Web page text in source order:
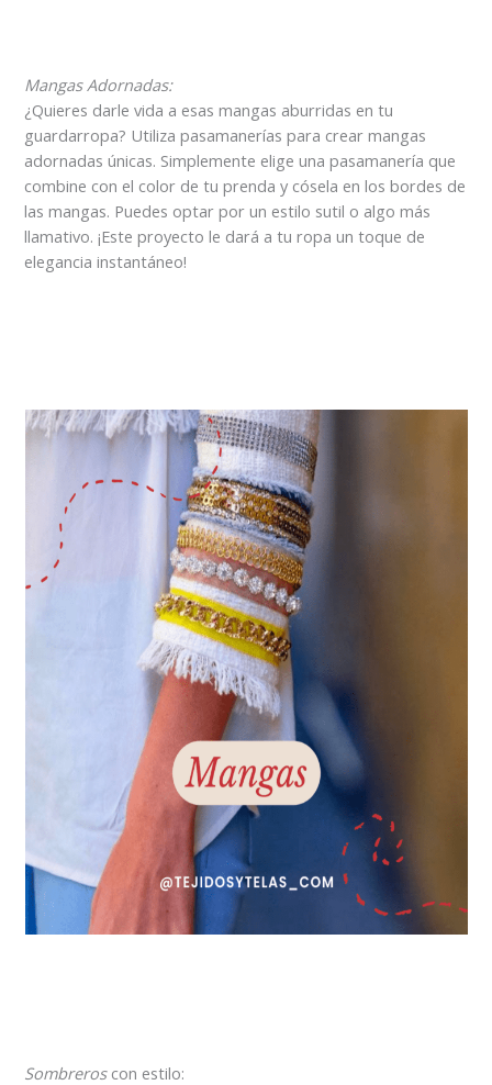
Mangas Adornadas:
¿Quieres darle vida a esas mangas aburridas en tu
guardarropa? Utiliza pasamanerías para crear mangas
adornadas únicas. Simplemente elige una pasamanería que
combine con el color de tu prenda y cósela en los bordes de
las mangas. Puedes optar por un estilo sutil o algo más
llamativo. ¡Este proyecto le dará a tu ropa un toque de
elegancia instantáneo!
Sombreros con estilo: